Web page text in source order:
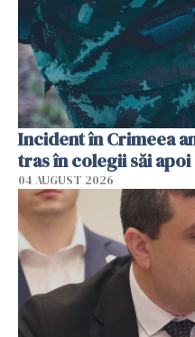
Incident în Crimeea
tras în colegii săi
04 AUGUST 2026